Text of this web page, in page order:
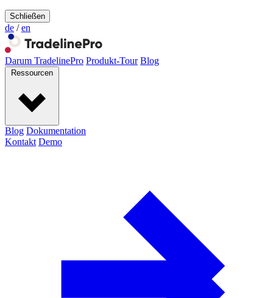
Schließen
de / en
Darum TradelinePro Produkt-Tour Blog
Ressourcen
Blog Dokumentation
Kontakt Demo